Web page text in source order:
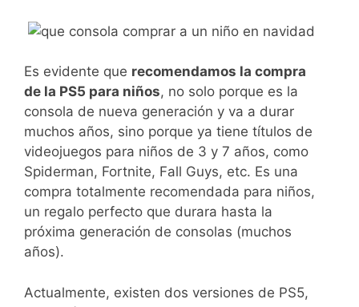
Es evidente que recomendamos la compra
de la PS5 para niños, no solo porque es la
consola de nueva generación y va a durar
muchos años, sino porque ya tiene títulos de
videojuegos para niños de 3 y 7 años, como
Spiderman, Fortnite, Fall Guys, etc. Es una
compra totalmente recomendada para niños,
un regalo perfecto que durara hasta la
próxima generación de consolas (muchos
años).
Actualmente, existen dos versiones de PS5,